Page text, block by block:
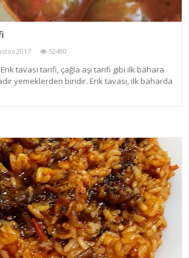
2017 52480
Erik tavası tarifi, çağla aşı tarifi gibi ilk bahara
yemeklerden biridir. Erik tavası, ilk baharda